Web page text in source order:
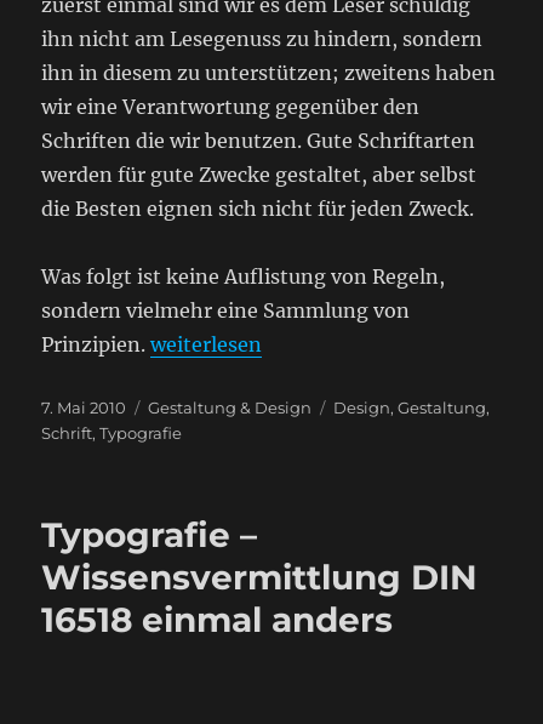
zuerst einmal sind wir es dem Leser schuldig
ihn nicht am Lesegenuss zu hindern, sondern
ihn in diesem zu unterstützen; zweitens haben
wir eine Verantwortung gegenüber den
Schriften die wir benutzen. Gute Schriftarten
werden für gute Zwecke gestaltet, aber selbst
die Besten eignen sich nicht für jeden Zweck.
Was folgt ist keine Auflistung von Regeln,
sondern vielmehr eine Sammlung von
Prinzipien.„Die Wahl der Schrift“
weiterlesen
Veröffentlicht
am
7. Mai 2010 Kategorien
Gestaltung & Design Schlagwörter
Design,Gestaltung,
Schrift,Typografie
Typografie –
Wissensvermittlung DIN
16518 einmal anders